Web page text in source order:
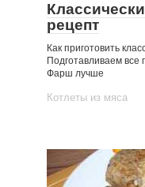
рецепт
Как приготовить
Подготавливаем все
Фарш лучше
Котлеты из мяса